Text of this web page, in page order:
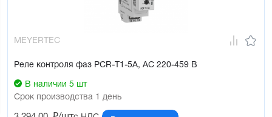
MEYERTEC
Реле контроля фаз PCR-T1-5A, AC 220-459 В
В наличии 5 шт
Срок производства 1 день